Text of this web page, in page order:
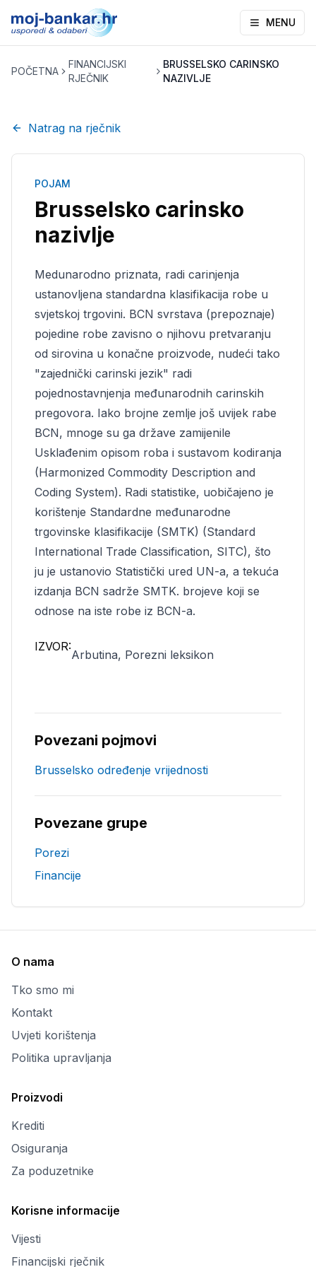
MENU
POČETNA
FINANCIJSKI
RJEČNIK
BRUSSELSKO CARINSKO
NAZIVLJE
Natrag na rječnik
POJAM
Brusselsko carinsko
nazivlje
Medunarodno priznata, radi carinjenja
ustanovljena standardna klasifikacija robe u
svjetskoj trgovini. BCN svrstava (prepoznaje)
pojedine robe zavisno o njihovu pretvaranju
od sirovina u konačne proizvode, nudeći tako
"zajednički carinski jezik" radi
pojednostavnjenja međunarodnih carinskih
pregovora. Iako brojne zemlje još uvijek rabe
BCN, mnoge su ga države zamijenile
Usklađenim opisom roba i sustavom kodiranja
(Harmonized Commodity Description and
Coding System). Radi statistike, uobičajeno je
korištenje Standardne međunarodne
trgovinske klasifikacije (SMTK) (Standard
International Trade Classification, SITC), što
ju je ustanovio Statistički ured UN-a, a tekuća
izdanja BCN sadrže SMTK. brojeve koji se
odnose na iste robe iz BCN-a.
IZVOR:
Arbutina, Porezni leksikon
Povezani pojmovi
Brusselsko određenje vrijednosti
Povezane grupe
Porezi
Financije
O nama
Tko smo mi
Kontakt
Uvjeti korištenja
Politika upravljanja
Proizvodi
Krediti
Osiguranja
Za poduzetnike
Korisne informacije
Vijesti
Financijski rječnik